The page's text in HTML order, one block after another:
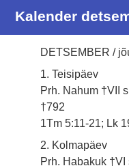
Kalender
DETSEMBER /
1. Teisipäev
Prh. Nahum †VII
†792
1Tm 5:11-21; Lk
2. Kolmapäev
Prh. Habakuk †VI